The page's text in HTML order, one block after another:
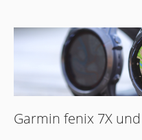
Garmin fenix 7X